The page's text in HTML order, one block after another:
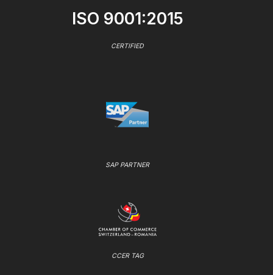
ISO 9001:2015
CERTIFIED
SAP PARTNER
CCER TAG